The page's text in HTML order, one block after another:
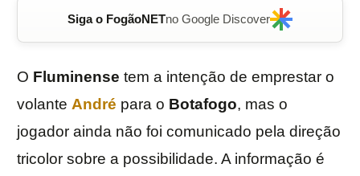
Siga o FogãoNETno Google Discover
O Fluminense tem a intenção de emprestar o
volante André para o Botafogo, mas o
jogador ainda não foi comunicado pela direção
tricolor sobre a possibilidade. A informação é